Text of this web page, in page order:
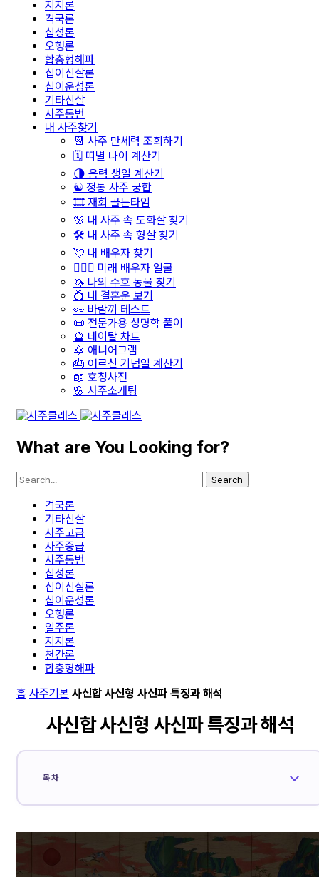
지지론
격국론
십성론
오행론
합충형해파
십이신살론
십이운성론
기타신살
사주통변
내 사주찾기
📆 사주 만세력 조회하기
🗓️ 띠별 나이 계산기
🌗 음력 생일 계산기
☯️ 정통 사주 궁합
🎞️ 재회 골든타임
🌸 내 사주 속 도화살 찾기
🛠️ 내 사주 속 형살 찾기
💘 내 배우자 찾기
👩‍❤️‍👨 미래 배우자 얼굴
🦄 나의 수호 동물 찾기
💍 내 결혼운 보기
👀 바람끼 테스트
📜 전문가용 성명학 풀이
🔮 네이탈 차트
🔯 애니어그램
🎂 어르신 기념일 계산기
📖 호칭사전
🌸 사주소개팅
What are You Looking for?
Search
격국론
기타신살
사주고급
사주중급
사주통변
십성론
십이신살론
십이운성론
오행론
일주론
지지론
천간론
합충형해파
홈 사주기본 사신합 사신형 사신파 특징과 해석
사신합 사신형 사신파 특징과 해석
목차